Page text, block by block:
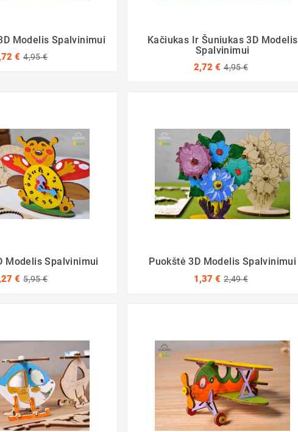
Modelis Spalvinimui
€ 4,95 €
Kačiukas Ir Šuniukas 3D Modelis
Spalvinimui
2,72 € 4,95 €
Modelis Spalvinimui
€ 5,95 €
Puokštė 3D Modelis Spalvinimui
1,37 € 2,49 €